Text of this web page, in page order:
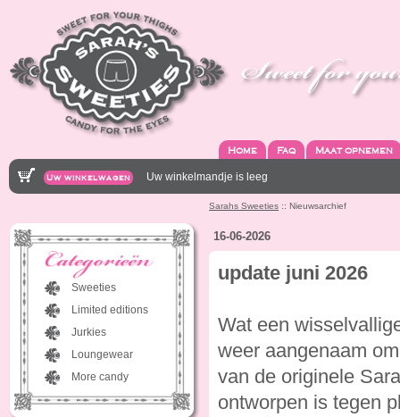
Home Faq Maat opnemen
Uw winkelwagen Uw winkelmandje is leeg
Sarahs Sweeties :: Nieuwsarchief
Sweeties
Limited editions
Jurkies
Loungewear
More candy
16-06-2026
update juni 2026
Wat een
weer aangenaam
van de originele
ontworpen is tegen